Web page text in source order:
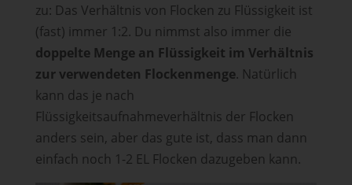
zu: Das Verhältnis von Flocken zu Flüssigkeit ist
(fast) immer 1:2. Du nimmst also immer die
doppelte Menge an Flüssigkeit im Verhältnis
zur verwendeten Flockenmenge. Natürlich
kann das je nach
Flüssigkeitsaufnahmeverhältnis der Flocken
anders sein, aber das gute ist, dass man dann
einfach noch 1-2 EL Flocken dazugeben kann.